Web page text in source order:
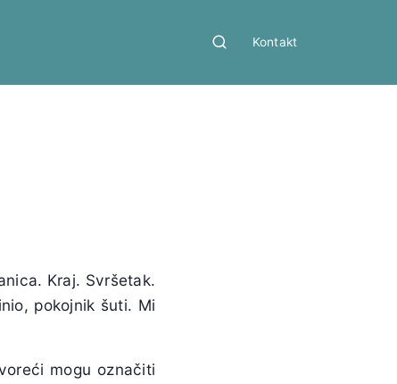
Kontakt
Kraj. Svršetak.
pokojnik šuti. Mi
mogu označiti